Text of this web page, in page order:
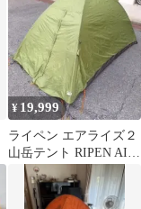
¥ 19,999
ライペン エアライズ２
山岳テント RIPEN AIR
RAIZ 2